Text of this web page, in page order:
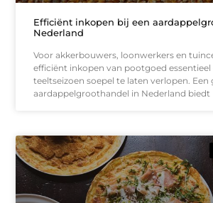
Efficiënt inkopen bij een
Nederland
Voor akkerbouwers, loonwerkers en
efficiënt inkopen van pootgoed
teeltseizoen soepel te laten verlopen. Een
aardappelgroothandel in Nederland biedt